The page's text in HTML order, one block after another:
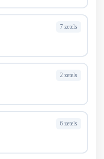
7 zetels
2 zetels
6 zetels